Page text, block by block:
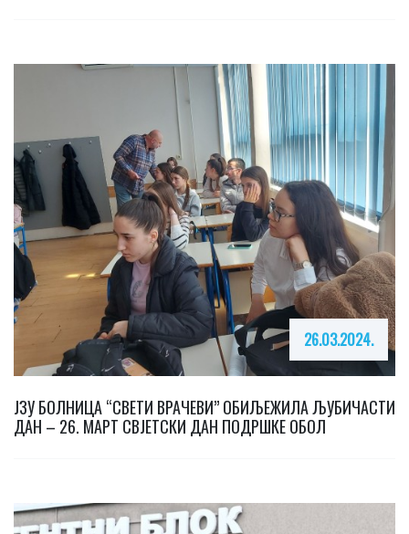
26.03.2024.
ЈЗУ БОЛНИЦА “СВЕТИ ВРАЧЕВИ” ОБИЉЕЖИЛА ЉУБИЧАСТИ
ДАН – 26. МАРТ СВЈЕТСКИ ДАН ПОДРШКЕ ОБОЛ